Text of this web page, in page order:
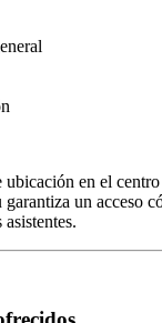
ubicación en el
un acceso